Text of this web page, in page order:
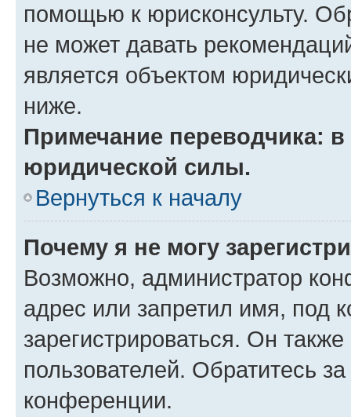
помощью к юрисконсульту.
не может давать
является объектом
ниже.
Примечание переводчика:
юридической силы.
Вернуться к началу
Почему я не могу
Возможно, администратор
адрес или запретил имя, под
зарегистрироваться. Он
пользователей. Обратитесь
конференции.